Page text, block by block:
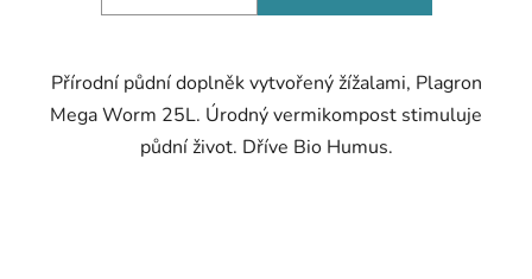
Přírodní půdní doplněk vytvořený žížalami, Plagron
Mega Worm 25L. Úrodný vermikompost stimuluje
půdní život. Dříve Bio Humus.